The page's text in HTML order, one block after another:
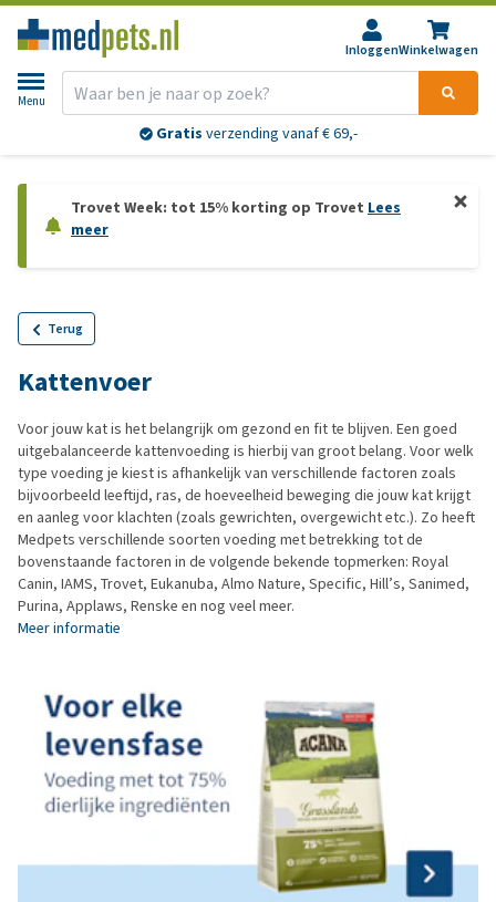
InloggenWinkelwagen
Menu
Gratis verzending vanaf € 69,-
Trovet Week: tot 15% korting op Trovet Lees
meer
Terug
Kattenvoer
Voor jouw kat is het belangrijk om gezond en fit te blijven. Een goed
uitgebalanceerde kattenvoeding is hierbij van groot belang. Voor welk
type voeding je kiest is afhankelijk van verschillende factoren zoals
bijvoorbeeld leeftijd, ras, de hoeveelheid beweging die jouw kat krijgt
en aanleg voor klachten (zoals gewrichten, overgewicht etc.). Zo heeft
Medpets verschillende soorten voeding met betrekking tot de
bovenstaande factoren in de volgende bekende topmerken: Royal
Canin, IAMS, Trovet, Eukanuba, Almo Nature, Specific, Hill’s, Sanimed,
Purina, Applaws, Renske en nog veel meer.
Meer informatie